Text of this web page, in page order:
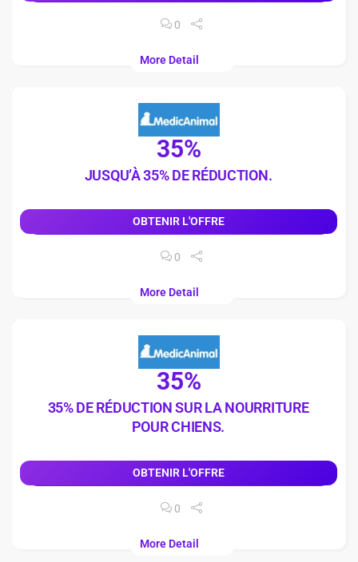
0
More Detail
35%
JUSQU’À 35% DE RÉDUCTION.
OBTENIR L'OFFRE
0
More Detail
35%
35% DE RÉDUCTION SUR LA NOURRITURE
POUR CHIENS.
OBTENIR L'OFFRE
0
More Detail